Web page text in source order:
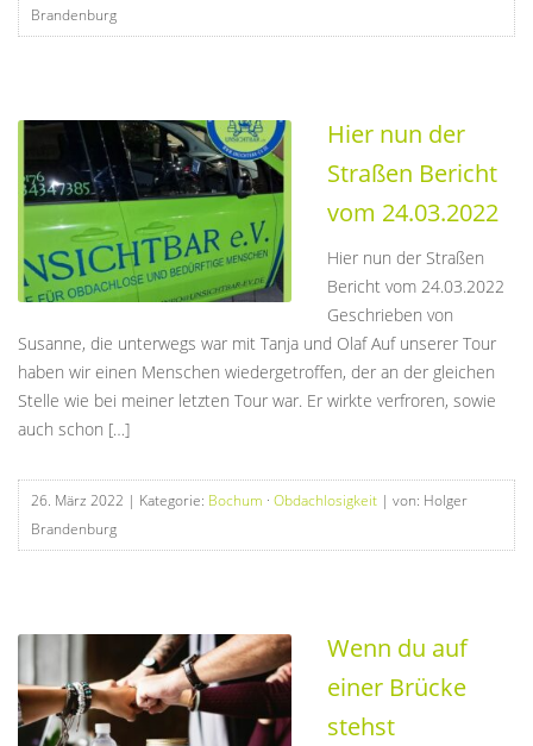
Brandenburg
Hier nun der
Straßen Bericht
vom 24.03.2022
Hier nun der Straßen
Bericht vom 24.03.2022
Geschrieben von
Susanne, die unterwegs war mit Tanja und Olaf Auf unserer Tour
haben wir einen Menschen wiedergetroffen, der an der gleichen
Stelle wie bei meiner letzten Tour war. Er wirkte verfroren, sowie
auch schon […]
26. März 2022 | Kategorie: Bochum · Obdachlosigkeit | von: Holger
Brandenburg
Wenn du auf
einer Brücke
stehst